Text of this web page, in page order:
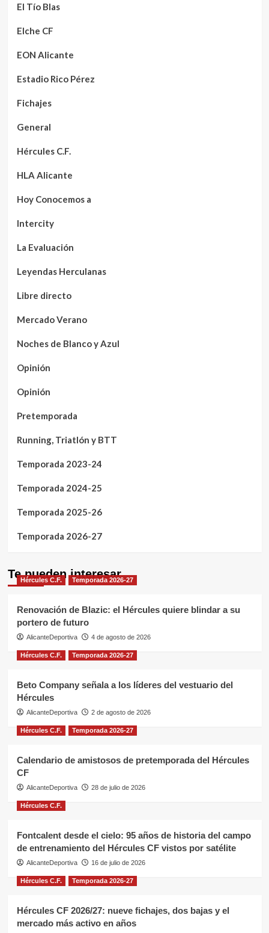
El Tío Blas
Elche CF
EON Alicante
Estadio Rico Pérez
Fichajes
General
Hércules C.F.
HLA Alicante
Hoy Conocemos a
Intercity
La Evaluación
Leyendas Herculanas
Libre directo
Mercado Verano
Noches de Blanco y Azul
Opinión
Opinión
Pretemporada
Running, Triatlón y BTT
Temporada 2023-24
Temporada 2024-25
Temporada 2025-26
Temporada 2026-27
Te pueden interesar
Hércules C.F. Temporada 2026-27
Renovación de Blazic: el Hércules quiere blindar a su
portero de futuro
AlicanteDeportiva 4 de agosto de 2026
Hércules C.F. Temporada 2026-27
Beto Company señala a los líderes del vestuario del
Hércules
AlicanteDeportiva 2 de agosto de 2026
Hércules C.F. Temporada 2026-27
Calendario de amistosos de pretemporada del Hércules
CF
AlicanteDeportiva 28 de julio de 2026
Hércules C.F.
Fontcalent desde el cielo: 95 años de historia del campo
de entrenamiento del Hércules CF vistos por satélite
AlicanteDeportiva 16 de julio de 2026
Hércules C.F. Temporada 2026-27
Hércules CF 2026/27: nueve fichajes, dos bajas y el
mercado más activo en años